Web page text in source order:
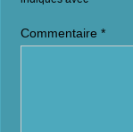
Commentaire *